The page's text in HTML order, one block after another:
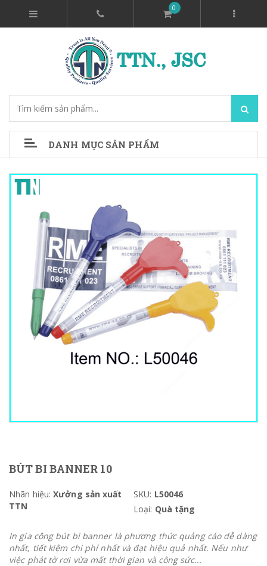
0
DANH MỤC SẢN PHẨM
BÚT BI BANNER 10
Nhãn hiệu: Xưởng sản xuất
TTN
SKU: L50046
Loại: Quà tặng
In gia công bút bi banner là phương thức quảng cáo dễ dàng
nhất, tiết kiệm chi phí nhất và đạt hiệu quả nhất. Nếu như
việc phát tờ rơi vừa mất thời gian và công sức...